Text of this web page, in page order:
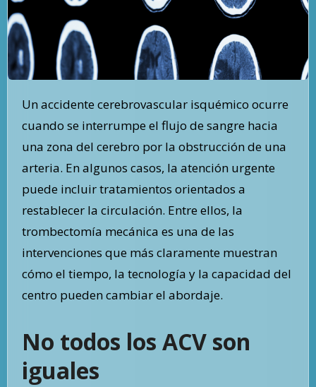
Un accidente cerebrovascular isquémico ocurre
cuando se interrumpe el flujo de sangre hacia
una zona del cerebro por la obstrucción de una
arteria. En algunos casos, la atención urgente
puede incluir tratamientos orientados a
restablecer la circulación. Entre ellos, la
trombectomía mecánica es una de las
intervenciones que más claramente muestran
cómo el tiempo, la tecnología y la capacidad del
centro pueden cambiar el abordaje.
No todos los ACV son
iguales